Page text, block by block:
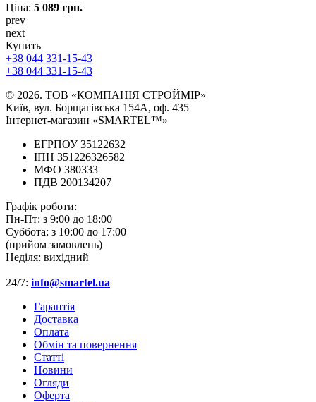
Ціна: 5 089 грн.
prev
next
Купить
+38 044 331-15-43
+38 044 331-15-43
© 2026. ТОВ «КОМПАНІЯ СТРОЙМІР»
Київ, вул. Борщагівська 154А, оф. 435
Інтернет-магазин «SMARTEL™»
ЕГРПОУ 35122632
ІПН 351226326582
МФО 380333
ПДВ 200134207
Графік роботи:
Пн-Пт: з 9:00 до 18:00
Суббота: з 10:00 до 17:00
(прийом замовлень)
Неділя: вихідний
24/7: info@smartel.ua
Гарантія
Доставка
Оплата
Обмін та повернення
Cтатті
Новини
Огляди
Оферта